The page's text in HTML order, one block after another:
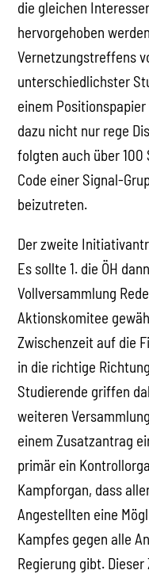
die gleichen
hervorgehoben
Vernetzungstreffens
unterschiedlichster
einem
dazu nicht nur rege
folgten auch über 100
Code einer Signal-
beizutreten.
Der zweite
Es sollte 1. die ÖH
Vollversammlung
Aktionskomitee
Zwischenzeit auf die
in die richtige
Studierende griffen
weiteren
einem Zusatzantrag
primär ein
Kampforgan, dass
Angestellten eine
Kampfes gegen alle
Regierung gibt.